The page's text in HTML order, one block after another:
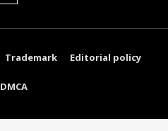
Trademark Editorial policy
DMCA